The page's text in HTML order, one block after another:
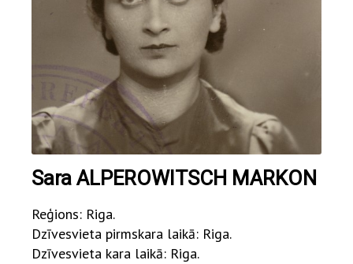
Sara ALPEROWITSCH MARKON
Reģions: Riga.
Dzīvesvieta pirmskara laikā: Riga.
Dzīvesvieta kara laikā: Riga.